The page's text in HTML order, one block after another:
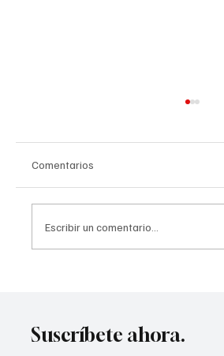
Comentarios
Escribir un comentario...
Suscríbete ahora.